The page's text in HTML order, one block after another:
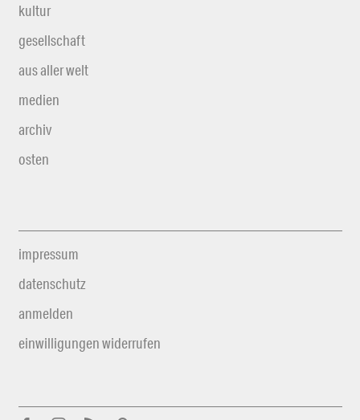
kultur
gesellschaft
aus aller welt
medien
archiv
osten
impressum
datenschutz
anmelden
einwilligungen widerrufen